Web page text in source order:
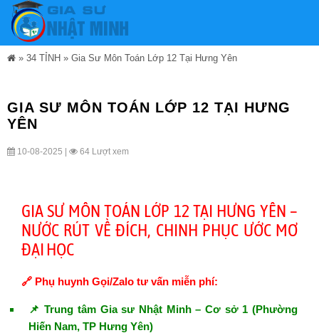
» 34 TỈNH » Gia Sư Môn Toán Lớp 12 Tại Hưng Yên
GIA SƯ MÔN TOÁN LỚP 12 TẠI HƯNG
YÊN
10-08-2025 | 64 Lượt xem
GIA SƯ MÔN TOÁN LỚP 12 TẠI HƯNG YÊN –
NƯỚC RÚT VỀ ĐÍCH, CHINH PHỤC ƯỚC MƠ
ĐẠI HỌC
🔗 Phụ huynh Gọi/Zalo tư vấn miễn phí:
📌 Trung tâm Gia sư Nhật Minh – Cơ sở 1 (Phường
Hiến Nam, TP Hưng Yên)